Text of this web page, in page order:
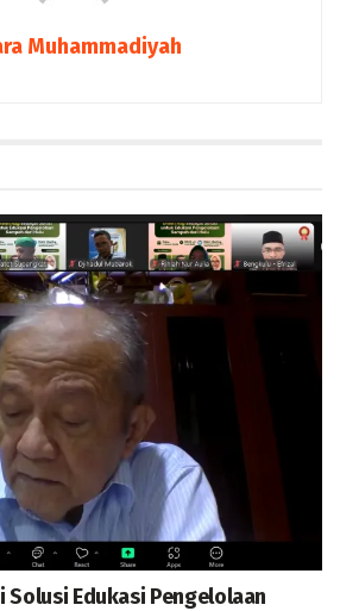
Muhammadiyah
Solusi Edukasi Pengelolaan